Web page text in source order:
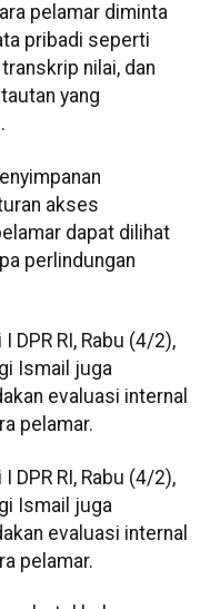
pelamar diminta
pribadi seperti
nilai, dan
yang
akses
dapat dilihat
perlindungan
DPR RI, Rabu (4/2),
Ismail juga
evaluasi internal
pelamar.
DPR RI, Rabu (4/2),
Ismail juga
evaluasi internal
pelamar.